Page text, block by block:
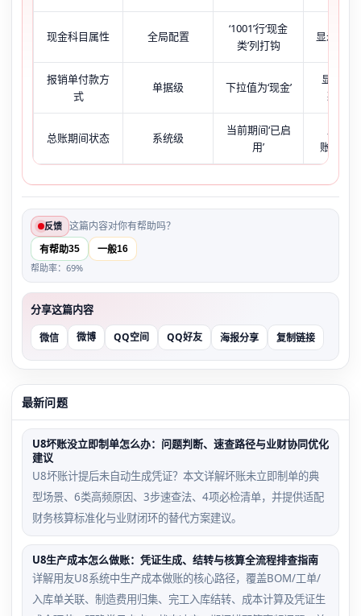
现金科目属性 全局配置
‘1001’行‘现金
类’列打钩
显示‘否’
报销单付款方
式
单据级 下拉值为‘现金’
显示‘银
款’或
总账期间状态 系统级
当前期间‘已启
用’
账’或‘未
反馈 这篇内容对你有帮助吗？
有帮助35 一般16
帮助率：69%
分享这篇内容
微信 微博 QQ空间 QQ好友 海报分享 复制链接
最新问题
U8坏账没立即制单怎么办：问题判断、速查路径与业财协同优化
建议
U8坏账计提后未自动生成凭证？本文详解坏账未立即制单的典
型场景、6类高频原因、3步速查法、4项必检清单，并提供适配
财务核算标准化与业财闭环的替代方案建议。
U8生产成本怎么做账：凭证生成、结转与核算全流程排查指南
详解用友U8系统中生产成本做账的核心路径，覆盖BOM/工单/
入库单关联、制造费用归集、完工入库结转、成本计算及凭证生